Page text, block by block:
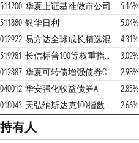
511200
华夏上证基准做市公司债ETF 5.16%
511880 银华日利
5.04%
012922
易方达全球成长精选混合(QDII)C 4.31%
519981
长信标普100等权重指数(QDII)人民币份额
3.02%
012887 华夏可转债增强债券C
2.98%
040012 华安强化收益债券A
2.85%
018043
天弘纳斯达克100指数发起(QDII)A 2.66%
持有人